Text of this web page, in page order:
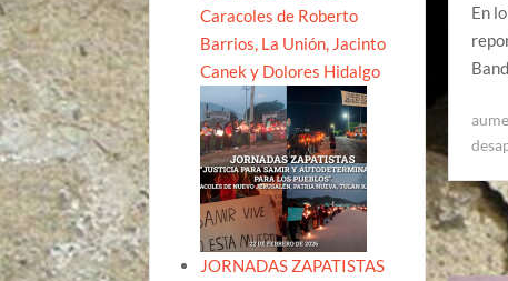
En
Caracoles de Roberto
Barrios, La Unión, Jacinto
Canek y Dolores Hidalgo
JORNADAS ZAPATISTAS